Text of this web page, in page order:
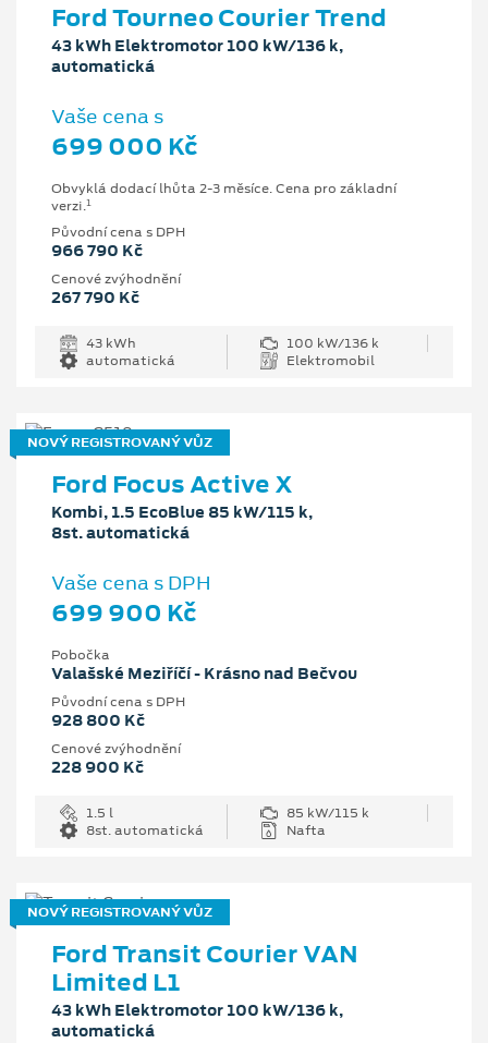
Ford Tourneo Courier Trend
43 kWh Elektromotor 100 kW/136 k,
automatická
Vaše cena s
699 000 Kč
Obvyklá dodací lhůta 2-3 měsíce. Cena pro základní
verzi.1
Původní cena s DPH
966 790 Kč
Cenové zvýhodnění
267 790 Kč
43 kWh
100 kW/136 k
automatická
Elektromobil
NOVÝ REGISTROVANÝ VŮZ
Ford Focus Active X
Kombi, 1.5 EcoBlue 85 kW/115 k,
8st. automatická
Vaše cena s DPH
699 900 Kč
Pobočka
Valašské Meziříčí - Krásno nad Bečvou
Původní cena s DPH
928 800 Kč
Cenové zvýhodnění
228 900 Kč
1.5 l
85 kW/115 k
8st. automatická
Nafta
NOVÝ REGISTROVANÝ VŮZ
Ford Transit Courier VAN
Limited L1
43 kWh Elektromotor 100 kW/136 k,
automatická